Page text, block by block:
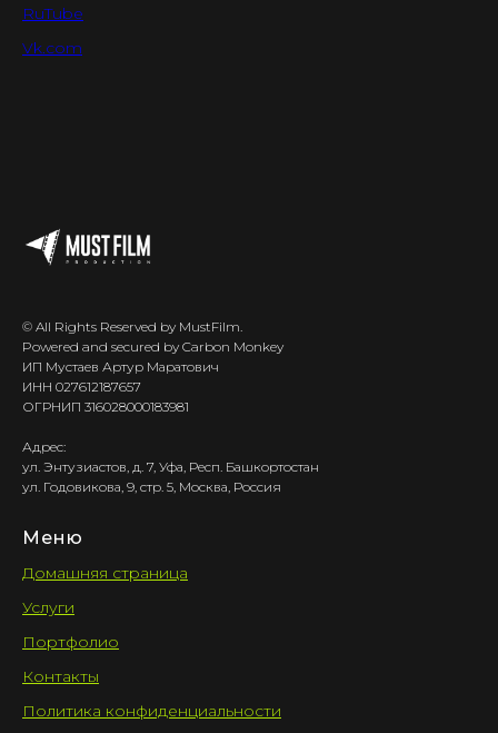
RuTube
Vk.com
© All Rights Reserved by MustFilm.
Powered and secured by Carbon Monkey
ИП Мустаев Артур Маратович
ИНН 027612187657
ОГРНИП 316028000183981
Адрес:
ул. Энтузиастов, д. 7, Уфа, Респ. Башкортостан
ул. Годовикова, 9, стр. 5, Москва, Россия
Меню
Домашняя страница
Услуги
Портфолио
Контакты
Политика конфиденциальности